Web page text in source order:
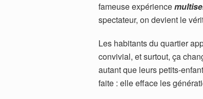
fameuse expérience
spectateur, on devient le
Les habitants du quartier
convivial, et surtout, ça
autant que leurs petits-
faite : elle efface les